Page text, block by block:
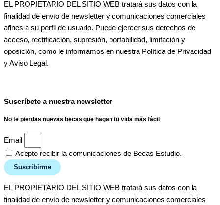
EL PROPIETARIO DEL SITIO WEB tratará sus datos con la
finalidad de envío de newsletter y comunicaciones comerciales
afines a su perfil de usuario. Puede ejercer sus derechos de
acceso, rectificación, supresión, portabilidad, limitación y
oposición, como le informamos en nuestra Política de Privacidad
y Aviso Legal.
Suscríbete a nuestra newsletter
No te pierdas nuevas becas que hagan tu vida más fácil
Email
Acepto recibir la comunicaciones de Becas Estudio.
Suscribirme
EL PROPIETARIO DEL SITIO WEB tratará sus datos con la
finalidad de envío de newsletter y comunicaciones comerciales